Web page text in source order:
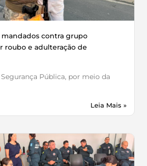
mandados contra grupo
roubo e adulteração de
Pública, por meio da
Leia Mais »